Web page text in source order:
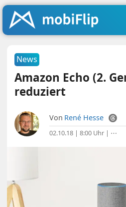
News
Amazon Echo (2.
reduziert
Von René Hesse
02.10.18 | 8:00 Uhr | ⋯